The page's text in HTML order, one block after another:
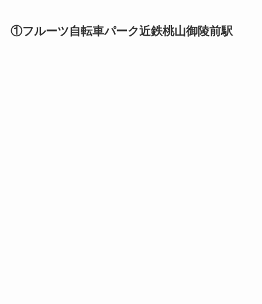
①フルーツ自転車パーク近鉄桃山御陵前駅